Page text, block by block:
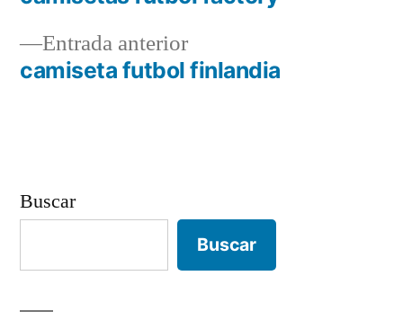
Navegación
deEntrada anteriorEntrada
anterior:
camiseta futbol finlandia
Buscar
Buscar